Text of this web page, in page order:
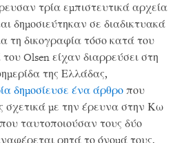
τρία εμπιστευτικά αρχεία
δημοσιεύτηκαν σε διαδικτυακά
τη δικογραφία τόσο κατά του
Olsen είχαν διαρρεύσει στη
της Ελλάδας,
δημοσίευσε ένα άρθρο που
σχετικά με την έρευνα στην Κω
ταυτοποιούσαν τους δύο
ρητά το όνομά τους.